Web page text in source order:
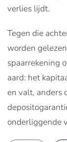
verlies lijdt.
Tegen die
worden
spaarrekening
aard: het
en valt, anders
onderliggende